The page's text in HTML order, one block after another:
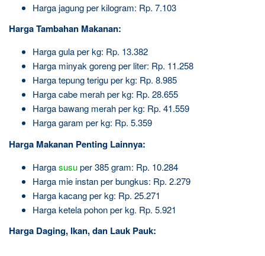
Harga jagung per kilogram: Rp. 7.103
Harga Tambahan Makanan:
Harga gula per kg: Rp. 13.382
Harga minyak goreng per liter: Rp. 11.258
Harga tepung terigu per kg: Rp. 8.985
Harga cabe merah per kg: Rp. 28.655
Harga bawang merah per kg: Rp. 41.559
Harga garam per kg: Rp. 5.359
Harga Makanan Penting Lainnya:
Hargasusuper 385 gram: Rp. 10.284
Harga mie instan per bungkus: Rp. 2.279
Harga kacang per kg: Rp. 25.271
Harga ketela pohon per kg. Rp. 5.921
Harga Daging, Ikan, dan Lauk Pauk: